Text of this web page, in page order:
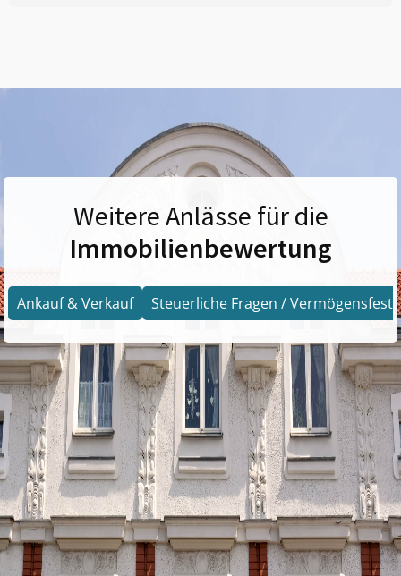
Weitere Anlässe für die
Immobilienbewertung
Ankauf & Verkauf Steuerliche Fragen /